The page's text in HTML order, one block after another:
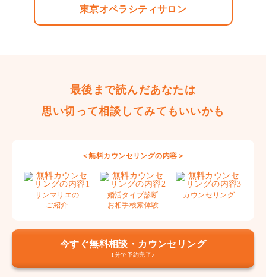
東京オペラシティサロン
最後まで読んだあなたは
思い切って相談してみてもいいかも
＜無料カウンセリングの内容＞
サンマリエの
ご紹介
婚活タイプ診断
お相手検索体験
カウンセリング
今すぐ無料相談・カウンセリング
1分で予約完了♪